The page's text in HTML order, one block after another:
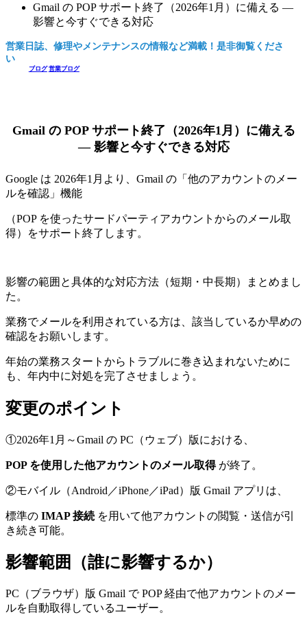
Gmail の POP サポート終了（2026年1月）に備える —
影響と今すぐできる対応
営業日誌、修理やメンテナンスの情報など満載！是非御覧くださ
い。
ブログ 営業ブログ
Gmail の POP サポート終了（2026年1月）に備える
— 影響と今すぐできる対応
Google は 2026年1月より、Gmail の「他のアカウントのメー
ルを確認」機能
（POP を使ったサードパーティアカウントからのメール取
得）をサポート終了します。
影響の範囲と具体的な対応方法（短期・中長期）まとめまし
た。
業務でメールを利用されている方は、該当しているか早めの
確認をお願いします。
年始の業務スタートからトラブルに巻き込まれないために
も、年内中に対処を完了させましょう。
変更のポイント
①2026年1月～Gmail の PC（ウェブ）版における、
POP を使用した他アカウントのメール取得が終了。
②モバイル（Android／iPhone／iPad）版 Gmail アプリは、
標準の IMAP 接続 を用いて他アカウントの閲覧・送信が引
き続き可能。
影響範囲（誰に影響するか）
PC（ブラウザ）版 Gmail で POP 経由で他アカウントのメー
ルを自動取得しているユーザー。